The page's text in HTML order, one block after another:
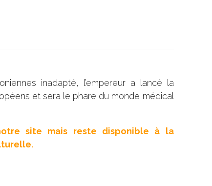
inadapté, l’empereur a lancé la
et sera le phare du monde médical
site mais reste disponible à la